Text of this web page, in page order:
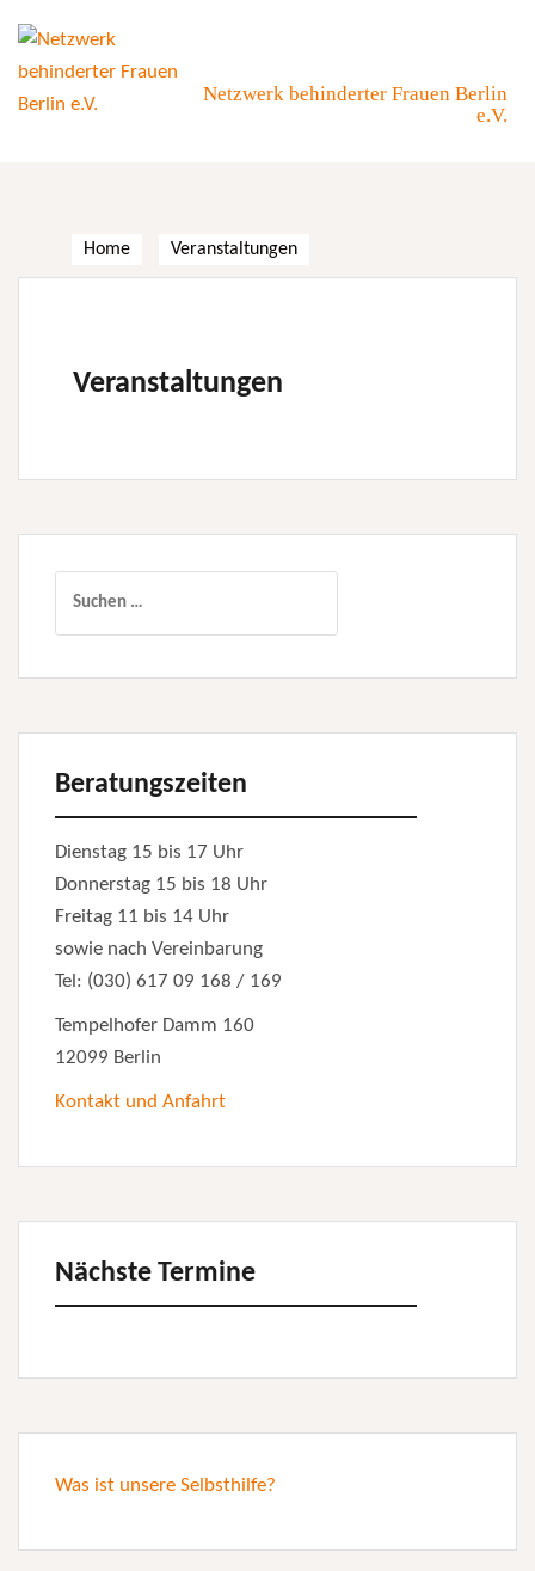
content
Netzwerk behinderter Frauen Berlin
e.V.
Home Veranstaltungen
Veranstaltungen
Beratungszeiten
Dienstag 15 bis 17 Uhr
Donnerstag 15 bis 18 Uhr
Freitag 11 bis 14 Uhr
sowie nach Vereinbarung
Tel: (030) 617 09 168 / 169
Tempelhofer Damm 160
12099 Berlin
Kontakt und Anfahrt
Nächste Termine
Was ist unsere Selbsthilfe?